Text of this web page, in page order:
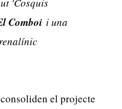
Comboii una
el projecte